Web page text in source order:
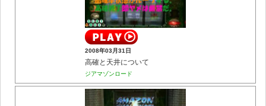
2008年03月31日
高確と天井について
ジアマゾンロード